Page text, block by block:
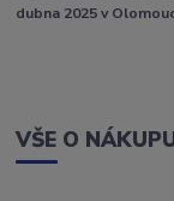
dubna 2025 v
VŠE O